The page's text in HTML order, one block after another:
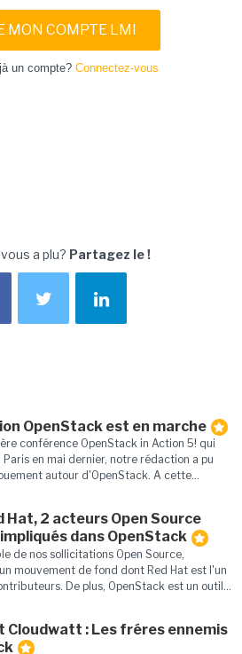
MON COMPTE LMI
un compte? Connectez-vous
a plu? Partagez le !
OpenStack est en marche
conférence OpenStack in Action 5! qui
Paris en mai dernier, notre rédaction a pu
autour d'OpenStack. A cette...
Hat, 2 acteurs Open Source
dans OpenStack
de nos sollicitations Open Source,
mouvement de fond dont Red Hat est l'un
De plus, OpenStack est un outil...
Cloudwatt : Les fréres ennemis